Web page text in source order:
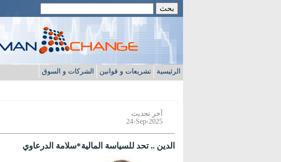
الرئيسية تشريعات و قوانين الشركات و السوق
آخر تحديث
24-Sep-2025
الدين .. تحد للسياسة المالية*سلامة الدرعاوي